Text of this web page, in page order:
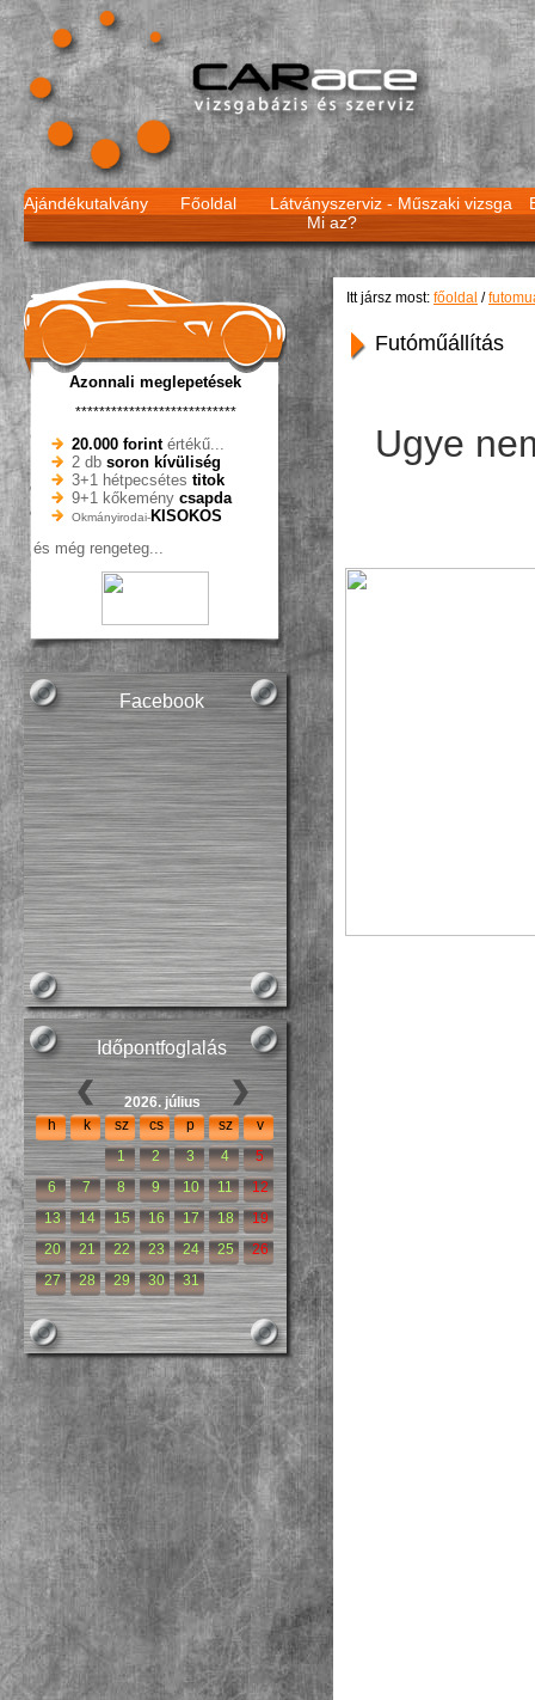
Ajándékutalvány Főoldal
Látványszerviz -
Mi az?
Műszaki vizsga
Azonnali meglepetések
***************************
20.000 forintértékű...
2 db soron kívüliség
3+1 hétpecsétes titok
9+1 kőkemény csapda
Okmányirodai-KISOKOS
  és m
ég rengeteg...
Facebook
Időpontfoglalás
2026. július
h
k sz cs p sz
v
1
2 3 4
5
6
7 8 9 10 11
12
13
14 15 16 17 18
19
20
21 22 23 24 25
26
27
28 29 30 31
Itt jársz most: főoldal /
Futóműállítás
Ugye